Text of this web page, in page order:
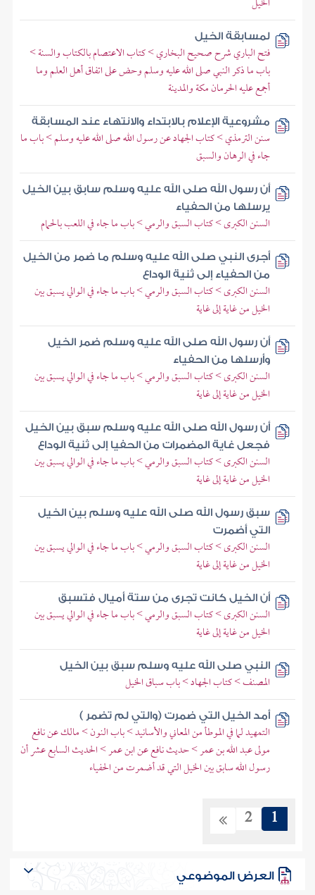
لمسابقة الخيل
فتح الباري شرح صحيح البخاري > كتاب الاعتصام بالكتاب والسنة >
باب ما ذكر النبي صلى الله عليه وسلم وحض على اتفاق أهل العلم وما
أجمع عليه الحرمان مكة والمدينة
مشروعية الإعلام بالابتداء والانتهاء عند المسابقة
سنن الترمذي > كتاب الجهاد عن رسول الله صلى الله عليه وسلم > باب ما
جاء في الرهان والسبق
أن رسول الله صلى الله عليه وسلم سابق بين الخيل
يرسلها من الحفياء
السنن الكبرى > كتاب السبق والرمي > باب ما جاء في اللعب بالحمام
أجرى النبي صلى الله عليه وسلم ما ضمر من الخيل
من الحفياء إلى ثنية الوداع
السنن الكبرى > كتاب السبق والرمي > باب ما جاء في الوالي يسبق بين
الخيل من غاية إلى غاية
أن رسول الله صلى الله عليه وسلم ضمر الخيل
وأرسلها من الحفياء
السنن الكبرى > كتاب السبق والرمي > باب ما جاء في الوالي يسبق بين
الخيل من غاية إلى غاية
أن رسول الله صلى الله عليه وسلم سبق بين الخيل
فجعل غاية المضمرات من الحفيا إلى ثنية الوداع
السنن الكبرى > كتاب السبق والرمي > باب ما جاء في الوالي يسبق بين
الخيل من غاية إلى غاية
سبق رسول الله صلى الله عليه وسلم بين الخيل
التي أضمرت
السنن الكبرى > كتاب السبق والرمي > باب ما جاء في الوالي يسبق بين
الخيل من غاية إلى غاية
أن الخيل كانت تجرى من ستة أميال فتسبق
السنن الكبرى > كتاب السبق والرمي > باب ما جاء في الوالي يسبق بين
الخيل من غاية إلى غاية
النبي صلى الله عليه وسلم سبق بين الخيل
المصنف > كتاب الجهاد > باب سباق الخيل
أمد الخيل التي ضمرت (والتي لم تضمر )
التمهيد لما في الموطأ من المعاني والأسانيد > باب النون > مالك عن نافع
مولى عبد الله بن عمر > حديث نافع عن ابن عمر > الحديث السابع عشر أن
رسول الله سابق بين الخيل التي قد أضمرت من الحفياء
1
2
العرض الموضوعي